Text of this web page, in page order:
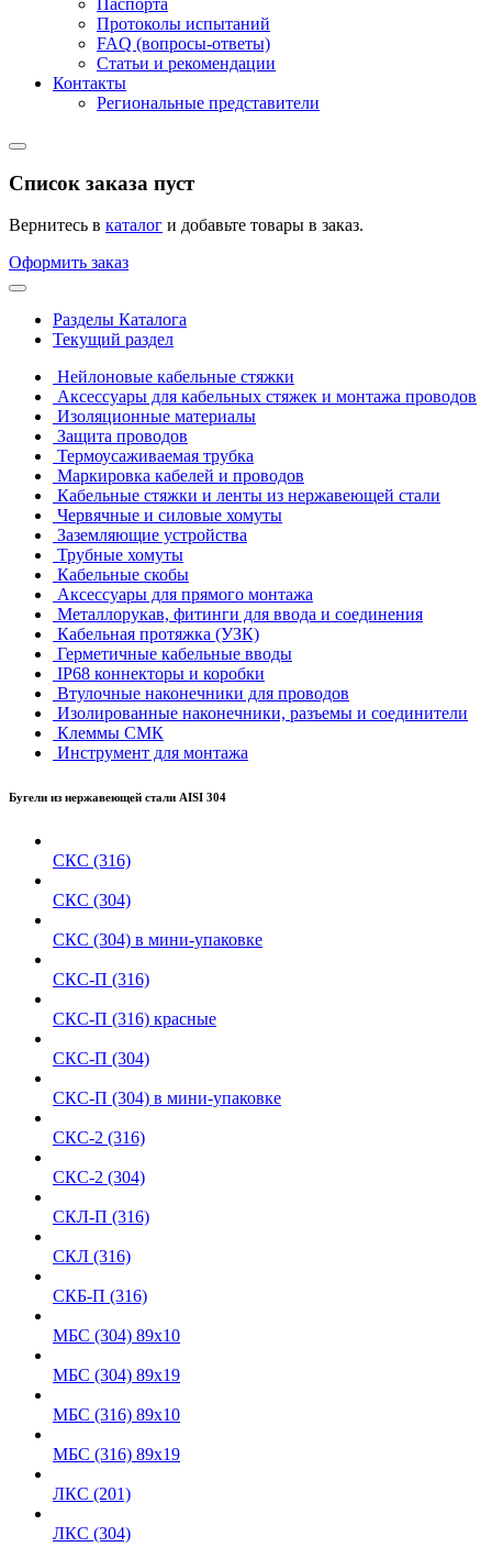
Паспорта
Протоколы испытаний
FAQ (вопросы-ответы)
Статьи и рекомендации
Контакты
Региональные представители
Список заказа пуст
Вернитесь в каталог и добавьте товары в заказ.
Оформить заказ
Разделы Каталога
Текущий раздел
Нейлоновые кабельные стяжки
Аксессуары для кабельных стяжек и монтажа проводов
Изоляционные материалы
Защита проводов
Термоусаживаемая трубка
Маркировка кабелей и проводов
Кабельные стяжки и ленты из нержавеющей стали
Червячные и силовые хомуты
Заземляющие устройства
Трубные хомуты
Кабельные скобы
Аксессуары для прямого монтажа
Металлорукав, фитинги для ввода и соединения
Кабельная протяжка (УЗК)
Герметичные кабельные вводы
IP68 коннекторы и коробки
Втулочные наконечники для проводов
Изолированные наконечники, разъемы и соединители
Клеммы СМК
Инструмент для монтажа
Бугели из нержавеющей стали AISI 304
СКС (316)
СКС (304)
СКС (304) в мини-упаковке
СКС-П (316)
СКС-П (316) красные
СКС-П (304)
СКС-П (304) в мини-упаковке
СКС-2 (316)
СКС-2 (304)
СКЛ-П (316)
СКЛ (316)
СКБ-П (316)
МБС (304) 89х10
МБС (304) 89х19
МБС (316) 89х10
МБC (316) 89х19
ЛКС (201)
ЛКС (304)